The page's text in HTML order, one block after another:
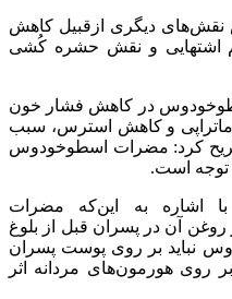
دیگری ازقبیل کاهش
اشتهایی و نقش حشره کُشی
در کاهش فشار خون
و کاهش استرس، سبب
کرد: مضرات اسطوخودوس
توجه است.
با اشاره به این‌که مضرات
آن در پسران قبل از بلوغ
نباید بر روی پوست پسران
روی هورمون‌های مردانه اثر